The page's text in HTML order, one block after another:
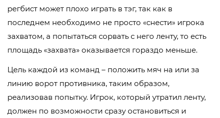
регбист может плохо играть в тэг, так как в
последнем необходимо не просто «снести» игрока
захватом, а попытаться сорвать с него ленту, то есть
площадь «захвата» оказывается гораздо меньше.
Цель каждой из команд – положить мяч на или за
линию ворот противника, таким образом,
реализовав попытку. Игрок, который утратил ленту,
должен по возможности сразу остановиться и